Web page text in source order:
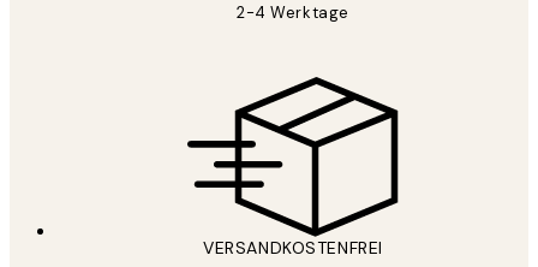
2-4 Werktage
VERSANDKOSTENFREI